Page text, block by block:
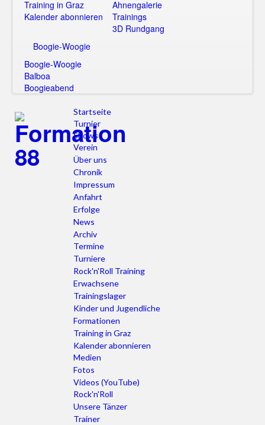
Training in Graz
Kalender abonnieren
Ahnengalerie
Trainings
3D Rundgang
Boogie-Woogie
Boogie-Woogie
Balboa
Boogieabend
Startseite
Turnier
Shows
Verein
Über uns
Chronik
Impressum
Anfahrt
Erfolge
News
Archiv
Termine
Turniere
Rock'n'Roll Training
Erwachsene
Trainingslager
Kinder und Jugendliche
Formationen
Training in Graz
Kalender abonnieren
Medien
Fotos
Videos (YouTube)
Rock'n'Roll
Unsere Tänzer
Trainer